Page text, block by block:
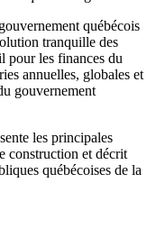
québécois
tranquille des
pour les finances du
annuelles, globales et
gouvernement
les principales
construction et décrit
québécoises de la